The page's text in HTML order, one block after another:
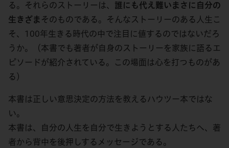
る。それらのストーリーは、 誰にも代え難いまさに自分の
生きざま そのものである。そんなストーリーのある人生こ
そ、100年生きる時代の中で注目に値するのではないだろ
うか。（本書でも著者が自身のストーリーを家族に語るエ
ピソードが紹介されている。この場面は心を打つものがあ
る）
本書は正しい意思決定の方法を教えるハウツー本ではな
い。
本書は、自分の人生を自分で生きようとする人たちへ、著
者から背中を後押しするメッセージである。